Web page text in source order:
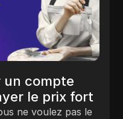
prix fort
pas le